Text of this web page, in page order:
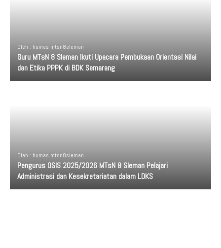
Oleh : humas mtsn8sleman
Guru MTsN 8 Sleman Ikuti Upacara Pembukaan Orientasi Nilai
dan Etika PPPK di BDK Semarang
Oleh : humas mtsn8sleman
Pengurus OSIS 2025/2026 MTsN 8 Sleman Pelajari
Administrasi dan Kesekretariatan dalam LDKS